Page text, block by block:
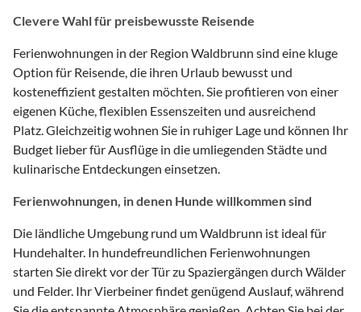
Clevere Wahl für preisbewusste Reisende
Ferienwohnungen in der Region Waldbrunn sind eine kluge
Option für Reisende, die ihren Urlaub bewusst und
kosteneffizient gestalten möchten. Sie profitieren von einer
eigenen Küche, flexiblen Essenszeiten und ausreichend
Platz. Gleichzeitig wohnen Sie in ruhiger Lage und können Ihr
Budget lieber für Ausflüge in die umliegenden Städte und
kulinarische Entdeckungen einsetzen.
Ferienwohnungen, in denen Hunde willkommen sind
Die ländliche Umgebung rund um Waldbrunn ist ideal für
Hundehalter. In hundefreundlichen Ferienwohnungen
starten Sie direkt vor der Tür zu Spaziergängen durch Wälder
und Felder. Ihr Vierbeiner findet genügend Auslauf, während